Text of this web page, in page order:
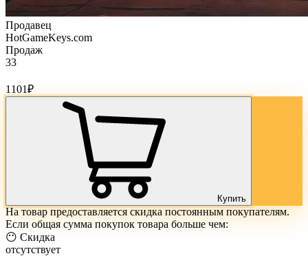
Продавец
HotGameKeys.com
Продаж
33
1101₽
Купить
На товар предоставляется скидка постоянным покупателям.
Если общая сумма покупок товара больше чем:
😶 Скидка
отсутствует